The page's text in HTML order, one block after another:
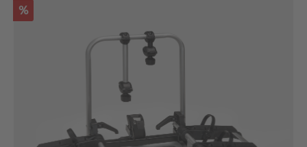
Rabatt
%